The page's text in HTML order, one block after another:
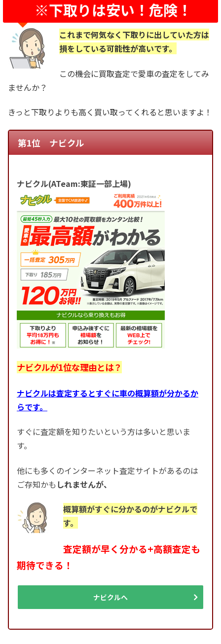
※下取りは安い！危険！
これまで何気なく下取りに出していた方は
損をしている可能性が高いです。
この機会に買取査定で愛車の査定をしてみ
ませんか？
きっと下取りよりも高く買い取ってくれると思いますよ！
第1位 ナビクル
ナビクル(ATeam:東証一部上場)
ナビクルが1位な理由とは？
ナビクルは査定するとすぐに車の概算額が分かるか
らです。
すぐに査定額を知りたいという方は多いと思いま
す。
他にも多くのインターネット査定サイトがあるのは
ご存知かも しれませんが、
概算額がすぐに分かるのがナビクルで
す。
査定額が早く分かる+高額査定も
期待できる！
ナビクルへ